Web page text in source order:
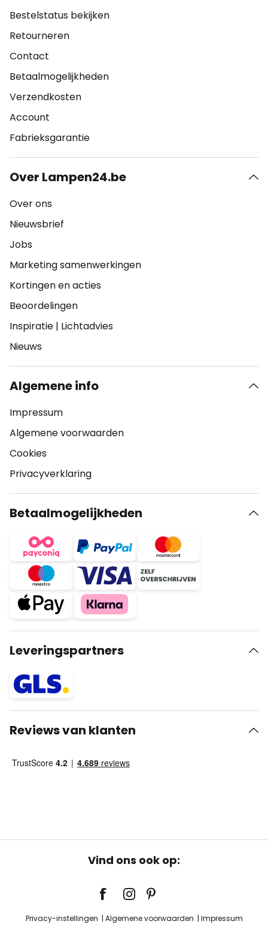
Bestelstatus bekijken
Retourneren
Contact
Betaalmogelijkheden
Verzendkosten
Account
Fabrieksgarantie
Over Lampen24.be
Over ons
Nieuwsbrief
Jobs
Marketing samenwerkingen
Kortingen en acties
Beoordelingen
Inspiratie | Lichtadvies
Nieuws
Algemene info
Impressum
Algemene voorwaarden
Cookies
Privacyverklaring
Betaalmogelijkheden
Leveringspartners
Reviews van klanten
Vind ons ook op:
Privacy-instellingen Algemene voorwaarden Impressum